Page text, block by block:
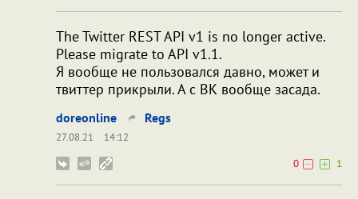
The Twitter REST API v1 is no longer active.
Please migrate to API v1.1.
Я вообще не пользовался давно, может и
твиттер прикрыли. А с ВК вообще засада.
doreonline Regs
27.08.21
14:12
0
1